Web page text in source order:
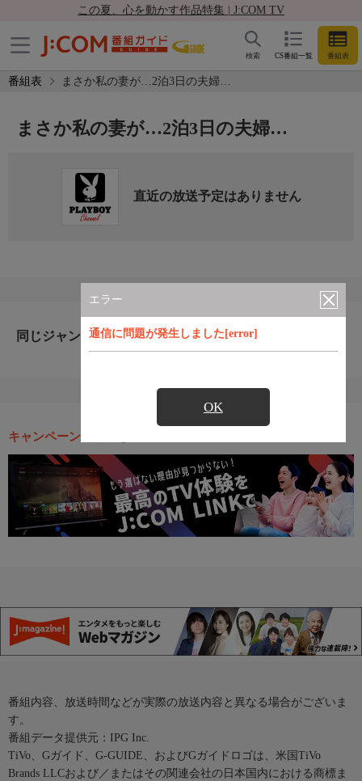
この夏、心を動かす作品特集 | J:COM TV
CS番組一覧 番組表
検索
番組表 まさか私の妻が…2泊3日の夫婦…
エラー
通信に問題が発生しました[error]
OK
まさか私の妻が…2泊3日の夫婦…
直近の放送予定はありません
同じジャンルのおすすめ番組
キャンペーン・お得な情報
番組内容、放送時間などが実際の放送内容と異なる場合がございま
す。
番組データ提供元：IPG Inc.
TiVo、Gガイド、G-GUIDE、およびGガイドロゴは、米国TiVo
Brands LLCおよび／またはその関連会社の日本国内における商標ま